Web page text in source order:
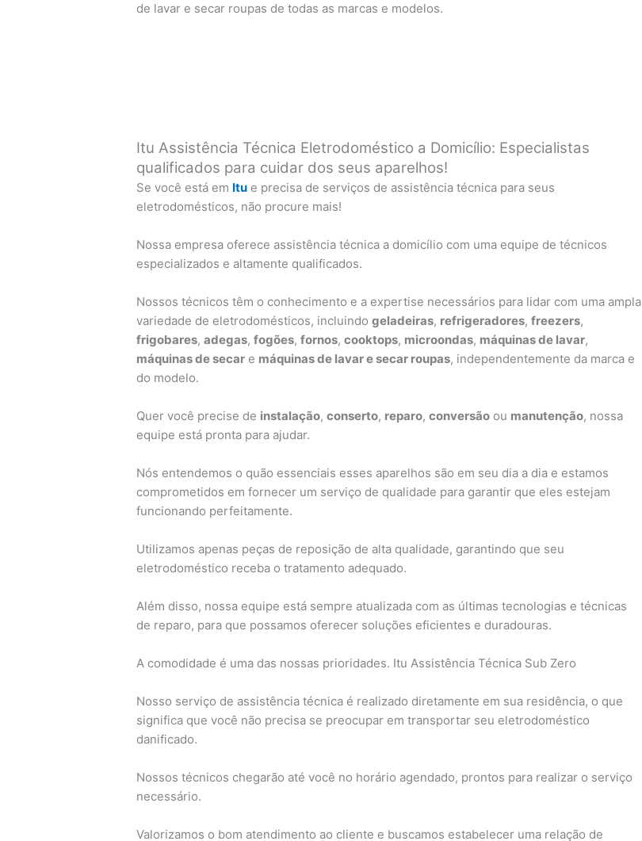
de lavar e secar roupas de todas as marcas e modelos.
Itu Assistência Técnica Eletrodoméstico a Domicílio: Especialistas
qualificados para cuidar dos seus aparelhos!
Se você está em Itu e precisa de serviços de assistência técnica para seus
eletrodomésticos, não procure mais!
Nossa empresa oferece assistência técnica a domicílio com uma equipe de técnicos
especializados e altamente qualificados.
Nossos técnicos têm o conhecimento e a expertise necessários para lidar com uma ampla
variedade de eletrodomésticos, incluindogeladeiras, refrigeradores,freezers,
frigobares,adegas,fogões,fornos,cooktops, microondas, máquinas de lavar,
máquinas de secar e máquinas de lavar e secar roupas, independentemente da marca e
do modelo.
Quer você precise de instalação,conserto, reparo,conversão ou manutenção, nossa
equipe está pronta para ajudar.
Nós entendemos o quão essenciais esses aparelhos são em seu dia a dia e estamos
comprometidos em fornecer um serviço de qualidade para garantir que eles estejam
funcionando perfeitamente.
Utilizamos apenas peças de reposição de alta qualidade, garantindo que seu
eletrodoméstico receba o tratamento adequado.
Além disso, nossa equipe está sempre atualizada com as últimas tecnologias e técnicas
de reparo, para que possamos oferecer soluções eficientes e duradouras.
A comodidade é uma das nossas prioridades. Itu Assistência Técnica Sub Zero
Nosso serviço de assistência técnica é realizado diretamente em sua residência, o que
significa que você não precisa se preocupar em transportar seu eletrodoméstico
danificado.
Nossos técnicos chegarão até você no horário agendado, prontos para realizar o serviço
necessário.
Valorizamos o bom atendimento ao cliente e buscamos estabelecer uma relação de